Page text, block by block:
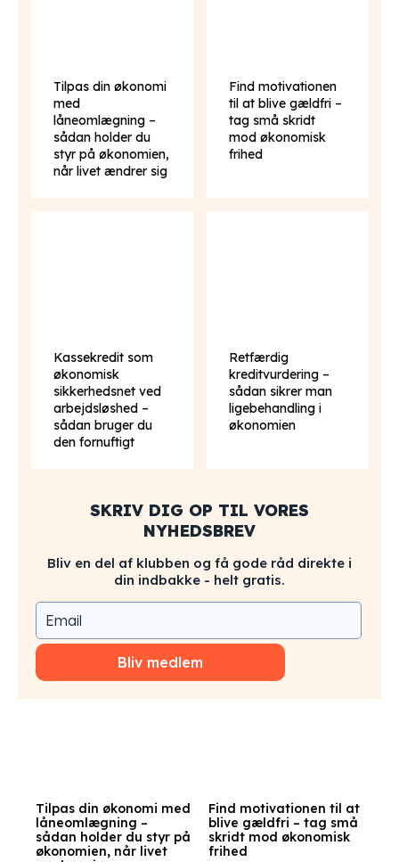
Tilpas din økonomi
med
låneomlægning –
sådan holder du
styr på økonomien,
når livet ændrer sig
Find motivationen
til at blive gældfri –
tag små skridt
mod økonomisk
frihed
Kassekredit som
økonomisk
sikkerhedsnet ved
arbejdsløshed –
sådan bruger du
den fornuftigt
Retfærdig
kreditvurdering –
sådan sikrer man
ligebehandling i
økonomien
SKRIV DIG OP TIL VORES
NYHEDSBREV
Bliv en del af klubben og få gode råd direkte i
din indbakke - helt gratis.
Bliv medlem
Tilpas din økonomi med
låneomlægning –
sådan holder du styr på
økonomien, når livet
Find motivationen til at
blive gældfri – tag små
skridt mod økonomisk
frihed